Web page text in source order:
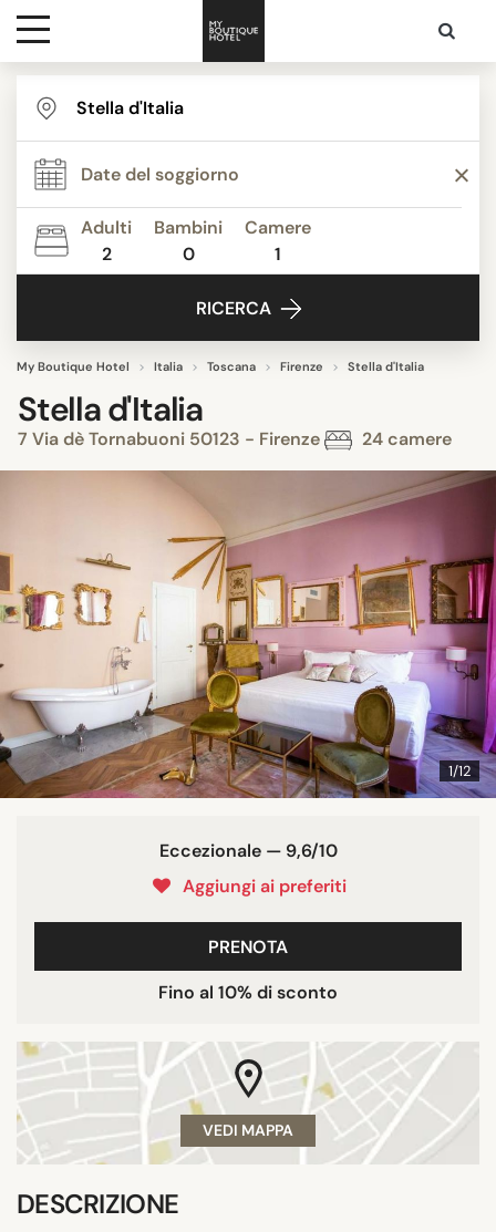
Destinazioni
Ispirazione
Contatti
Adulti
2
Bambini
0
Camere
1
RICERCA
My Boutique Hotel Italia Toscana Firenze Stella d'Italia
Stella d'Italia
7 Via dè Tornabuoni 50123 - Firenze 24 camere
1/12
Eccezionale — 9,6/10
Aggiungi ai preferiti
PRENOTA
Fino al 10% di sconto
VEDI MAPPA
DESCRIZIONE